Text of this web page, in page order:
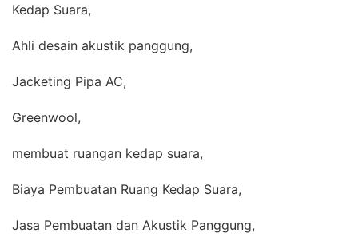
Kedap Suara,
Ahli desain akustik panggung,
Jacketing Pipa AC,
Greenwool,
membuat ruangan kedap suara,
Biaya Pembuatan Ruang Kedap Suara,
Jasa Pembuatan dan Akustik Panggung,